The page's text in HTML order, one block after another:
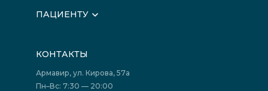
Вышестоящие организации
Лицензии
Фотогалерея
Политика конфиденциальности
ПАЦИЕНТУ
Подготовка к сдаче анализов
Акции
Отзывы
КОНТАКТЫ
Армавир, ул. Кирова, 57а
Пн–Вс: 7:30 — 20:00